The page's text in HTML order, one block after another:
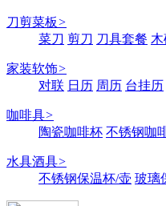
刀剪菜板>
菜刀 剪刀 刀具套餐 木
家装软饰>
对联 日历 周历 台挂历
咖啡具>
陶瓷咖啡杯 不锈钢咖
水具酒具>
不锈钢保温杯/壶 玻璃